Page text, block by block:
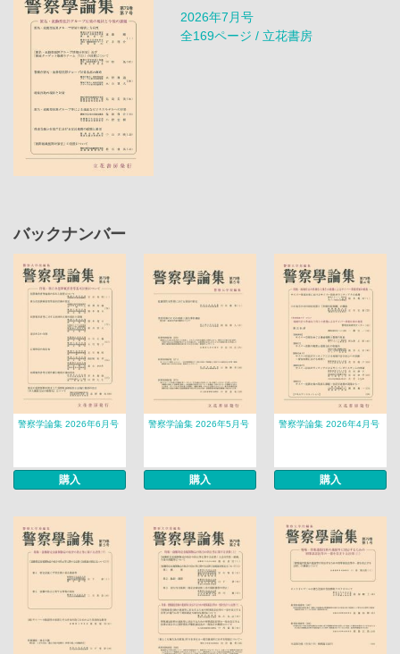
2026年7月号
全169ページ / 立花書房
バックナンバー
警察学論集 2026年6月号
購入
警察学論集 2026年5月号
購入
警察学論集 2026年4月号
購入